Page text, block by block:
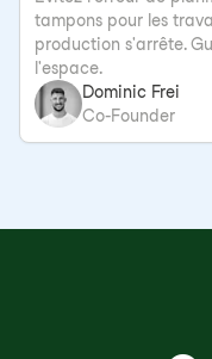
tampons pour les
production s'arrête.
l'espace.
Dominic Frei
Co-Founder